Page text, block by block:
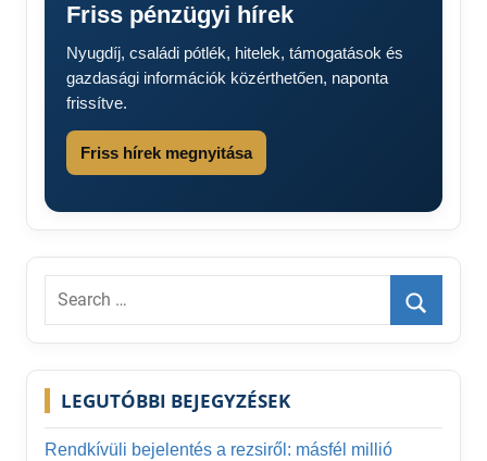
Friss pénzügyi hírek
Nyugdíj, családi pótlék, hitelek, támogatások és
gazdasági információk közérthetően, naponta
frissítve.
Friss hírek megnyitása
Search
Search
LEGUTÓBBI BEJEGYZÉSEK
Rendkívüli bejelentés a rezsiről: másfél millió